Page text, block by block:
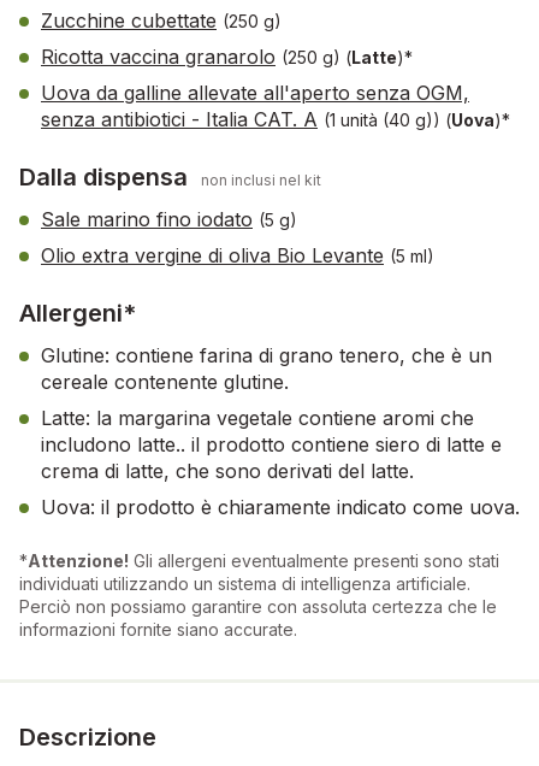
Zucchine cubettate (250 g)
Ricotta vaccina granarolo (250 g) (Latte)*
Uova da galline allevate all'aperto senza OGM,
senza antibiotici - Italia CAT. A (1 unità (40 g)) (Uova)*
Dalla dispensa non inclusi nel kit
Sale marino fino iodato (5 g)
Olio extra vergine di oliva Bio Levante (5 ml)
Allergeni*
Glutine: contiene farina di grano tenero, che è un
cereale contenente glutine.
Latte: la margarina vegetale contiene aromi che
includono latte.. il prodotto contiene siero di latte e
crema di latte, che sono derivati del latte.
Uova: il prodotto è chiaramente indicato come uova.
*Attenzione! Gli allergeni eventualmente presenti sono stati
individuati utilizzando un sistema di intelligenza artificiale.
Perciò non possiamo garantire con assoluta certezza che le
informazioni fornite siano accurate.
Descrizione